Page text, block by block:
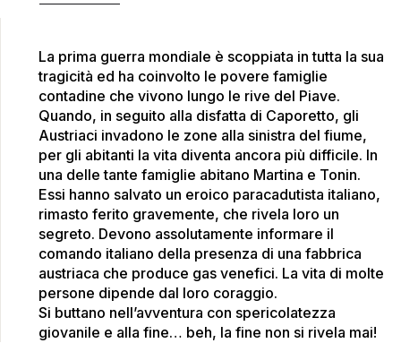
La prima guerra mondiale è scoppiata in tutta la sua
tragicità ed ha coinvolto le povere famiglie
contadine che vivono lungo le rive del Piave.
Quando, in seguito alla disfatta di Caporetto, gli
Austriaci invadono le zone alla sinistra del fiume,
per gli abitanti la vita diventa ancora più difficile. In
una delle tante famiglie abitano Martina e Tonin.
Essi hanno salvato un eroico paracadutista italiano,
rimasto ferito gravemente, che rivela loro un
segreto. Devono assolutamente informare il
comando italiano della presenza di una fabbrica
austriaca che produce gas venefici. La vita di molte
persone dipende dal loro coraggio.
Si buttano nell’avventura con spericolatezza
giovanile e alla fine… beh, la fine non si rivela mai!